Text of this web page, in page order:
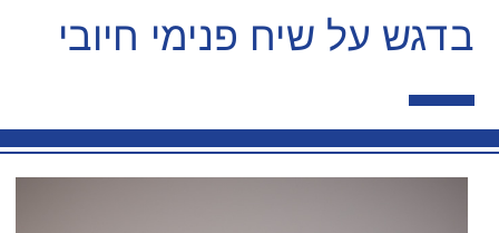
בדגש על שיח פנימי חיובי